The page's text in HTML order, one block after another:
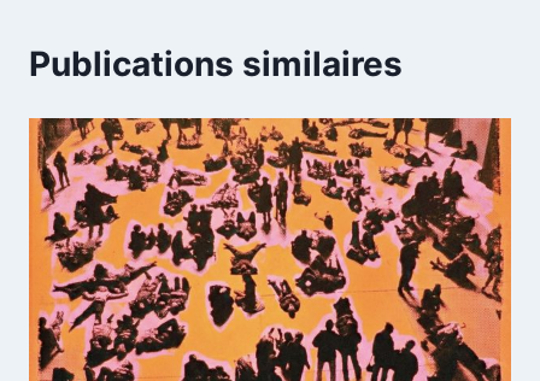
Publications similaires